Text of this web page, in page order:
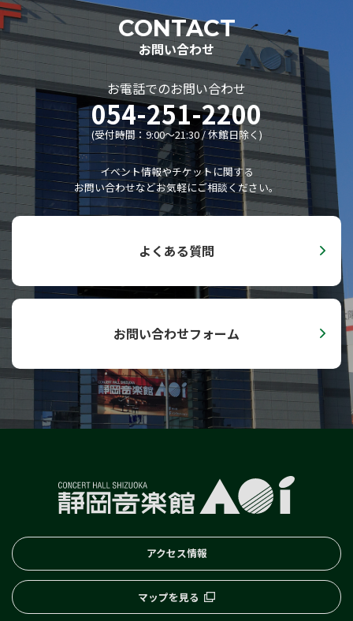
主催事業全記録
委嘱作品リスト
ディスコグラフィー
リンク集
静岡音楽館倶楽部
AOIボランティア
AOIボランティア
ボランティアの活動
募集のお知らせ
0歳児からのファミリー･コンサート
子どものためのコンサート
小学校高学年のためのオルガンコンサート
サイトポリシー
English
CONTACT
お問い合わせ
お電話でのお問い合わせ
054-251-2200
(受付時間：9:00〜21:30 / 休館日除く)
イベント情報やチケットに関する
お問い合わせなどお気軽にご相談ください。
よくある質問
お問い合わせフォーム
アクセス情報
マップを見る